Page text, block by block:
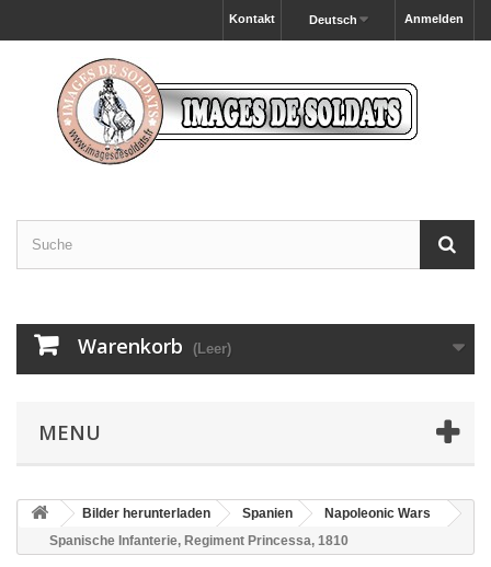
Anmelden
Deutsch
Kontakt
Warenkorb (Leer)
MENU
Bilder herunterladen Spanien
Napoleonic Wars
Spanische Infanterie, Regiment Princessa, 1810